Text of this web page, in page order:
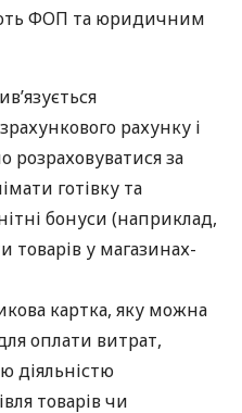
ФОП та юридичним
рахунку і
розраховуватися за
готівку та
бонуси (наприклад,
товарів у магазинах-
картка, яку можна
оплати витрат,
діяльністю
товарів чи